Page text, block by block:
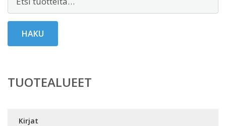
HAKU
TUOTEALUEET
Kirjat